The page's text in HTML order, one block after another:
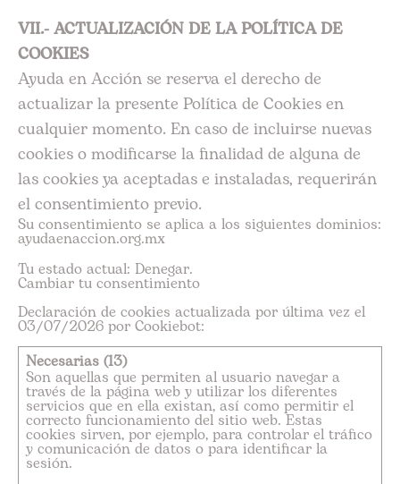
VII.- ACTUALIZACIÓN DE LA POLÍTICA DE
COOKIES
Ayuda en Acción se reserva el derecho de
actualizar la presente Política de Cookies en
cualquier momento. En caso de incluirse nuevas
cookies o modificarse la finalidad de alguna de
las cookies ya aceptadas e instaladas, requerirán
el consentimiento previo.
Su consentimiento se aplica a los siguientes dominios:
ayudaenaccion.org.mx
Tu estado actual: Denegar.
Cambiar tu consentimiento
Declaración de cookies actualizada por última vez el
03/07/2026 por Cookiebot:
Necesarias (13)
Son aquellas que permiten al usuario navegar a
través de la página web y utilizar los diferentes
servicios que en ella existan, así como permitir el
correcto funcionamiento del sitio web. Estas
cookies sirven, por ejemplo, para controlar el tráfico
y comunicación de datos o para identificar la
sesión.